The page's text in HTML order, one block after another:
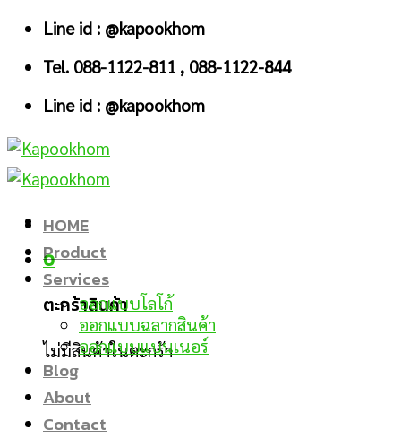
Skip
content
Line id : @kapookhom
Tel. 088-1122-811 , 088-1122-844
Line id : @kapookhom
0
ตะกร้าสินค้า
ไม่มีสินค้าในตะกร้า
HOME
Product
Services
ออกแบบโลโก้
ออกแบบฉลากสินค้า
ออกแบบแบนเนอร์
Blog
About
Contact